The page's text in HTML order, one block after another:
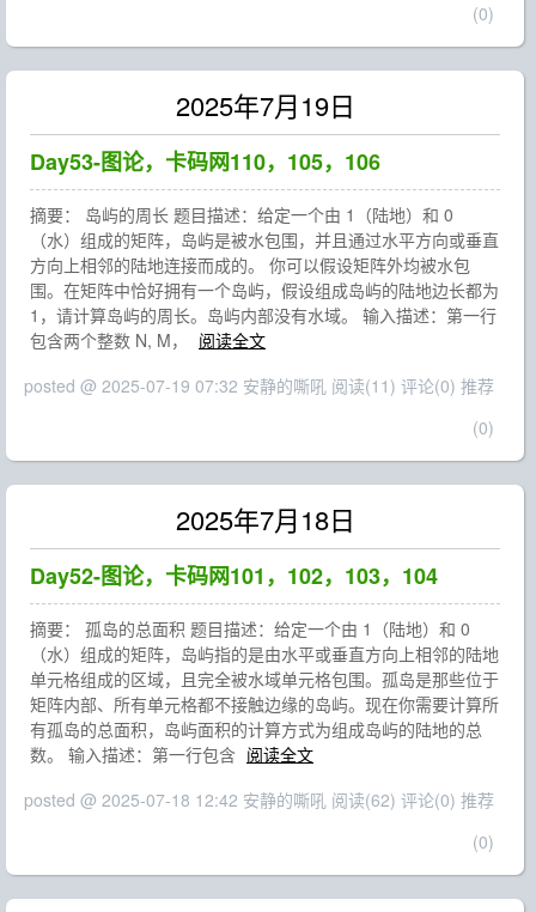
(0)
2025年7月19日
Day53-图论，卡码网110，105，106
摘要： 岛屿的周长 题目描述：给定一个由 1（陆地）和 0
（水）组成的矩阵，岛屿是被水包围，并且通过水平方向或垂直
方向上相邻的陆地连接而成的。 你可以假设矩阵外均被水包
围。在矩阵中恰好拥有一个岛屿，假设组成岛屿的陆地边长都为
1，请计算岛屿的周长。岛屿内部没有水域。 输入描述：第一行
包含两个整数 N, M，
阅读全文
posted @ 2025-07-19 07:32 安静的嘶吼 阅读(11) 评论(0) 推荐
(0)
2025年7月18日
Day52-图论，卡码网101，102，103，104
摘要： 孤岛的总面积 题目描述：给定一个由 1（陆地）和 0
（水）组成的矩阵，岛屿指的是由水平或垂直方向上相邻的陆地
单元格组成的区域，且完全被水域单元格包围。孤岛是那些位于
矩阵内部、所有单元格都不接触边缘的岛屿。现在你需要计算所
有孤岛的总面积，岛屿面积的计算方式为组成岛屿的陆地的总
数。 输入描述：第一行包含 阅读全文
posted @ 2025-07-18 12:42 安静的嘶吼 阅读(62) 评论(0) 推荐
(0)